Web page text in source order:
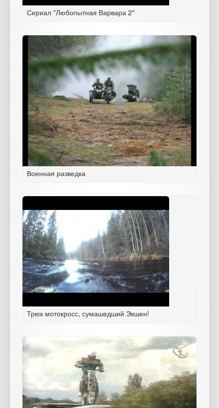
Сериал "Любопытная Варвара 2"
Военная разведка
Трюк мотокросс, сумашедший Экшен!